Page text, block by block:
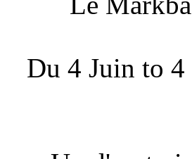
Du 4 Juin to 4